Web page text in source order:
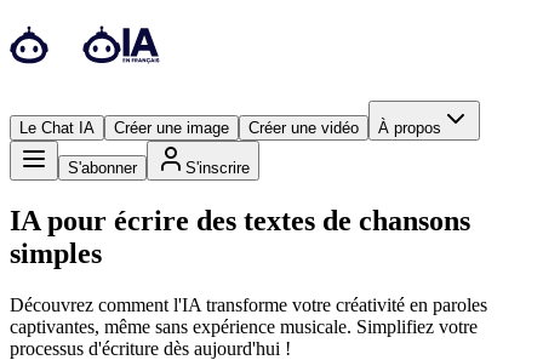
Le Chat IA Créer une image Créer une vidéo À propos
S'abonner S'inscrire
IA pour écrire des textes de chansons
simples
Découvrez comment l'IA transforme votre créativité en paroles
captivantes, même sans expérience musicale. Simplifiez votre
processus d'écriture dès aujourd'hui !